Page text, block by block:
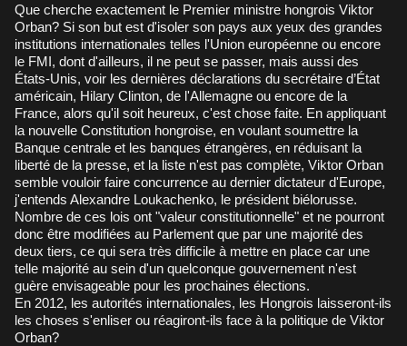
Que cherche exactement le Premier ministre hongrois Viktor
Orban? Si son but est d'isoler son pays aux yeux des grandes
institutions internationales telles l'Union européenne ou encore
le FMI, dont d'ailleurs, il ne peut se passer, mais aussi des
États-Unis, voir les dernières déclarations du secrétaire d’État
américain, Hilary Clinton, de l'Allemagne ou encore de la
France, alors qu'il soit heureux, c'est chose faite. En appliquant
la nouvelle Constitution hongroise, en voulant soumettre la
Banque centrale et les banques étrangères, en réduisant la
liberté de la presse, et la liste n'est pas complète, Viktor Orban
semble vouloir faire concurrence au dernier dictateur d'Europe,
j'entends Alexandre Loukachenko, le président biélorusse.
Nombre de ces lois ont "valeur constitutionnelle" et ne pourront
donc être modifiées au Parlement que par une majorité des
deux tiers, ce qui sera très difficile à mettre en place car une
telle majorité au sein d'un quelconque gouvernement n'est
guère envisageable pour les prochaines élections.
En 2012, les autorités internationales, les Hongrois laisseront-ils
les choses s'enliser ou réagiront-ils face à la politique de Viktor
Orban?